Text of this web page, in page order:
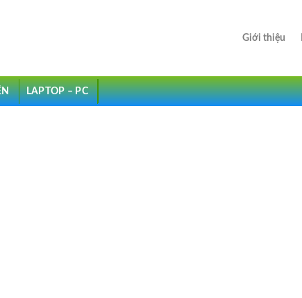
Giới thiệu
LAPTOP – PC